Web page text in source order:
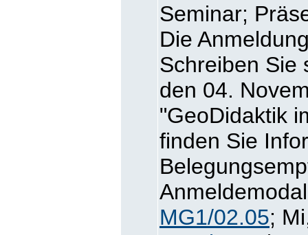
Seminar;
Die
Schreiben Sie
den 04.
"GeoDidaktik
finden Sie
MG1/02.05;